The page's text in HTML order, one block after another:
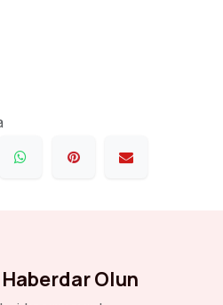
Olun